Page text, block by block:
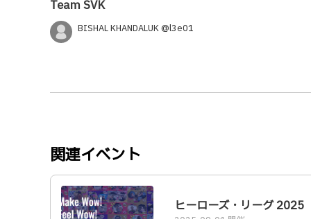
Team SVK
BISHAL KHANDALUK @l3e01
関連イベント
ヒーローズ・リーグ 2025